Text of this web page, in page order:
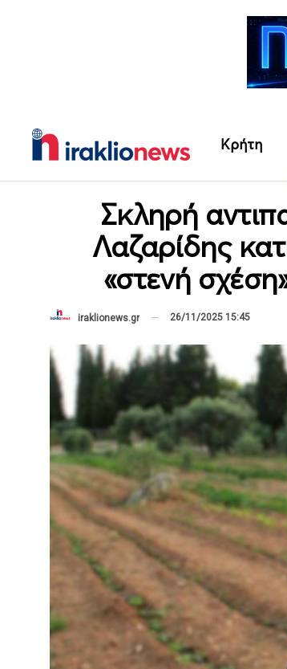
Κρήτη
Σκληρή
Λαζαρίδης
«στενή
iraklionews.gr 26/11/2025 15:45